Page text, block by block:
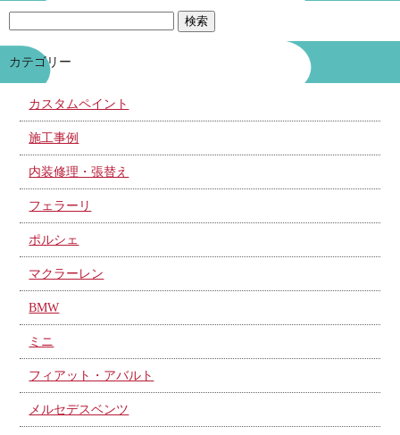
カテゴリー
カスタムペイント
施工事例
内装修理・張替え
フェラーリ
ポルシェ
マクラーレン
BMW
ミニ
フィアット・アバルト
メルセデスベンツ